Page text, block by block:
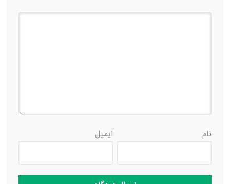
نام ایمیل